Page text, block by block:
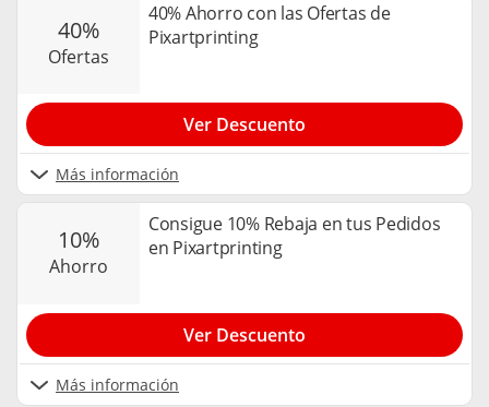
40%
ofertas
40% Ahorro con las Ofertas de
Pixartprinting
Más información
Ver Descuento
10%
ahorro
Consigue 10% Rebaja en tus Pedidos
en Pixartprinting
Más información
Ver Descuento